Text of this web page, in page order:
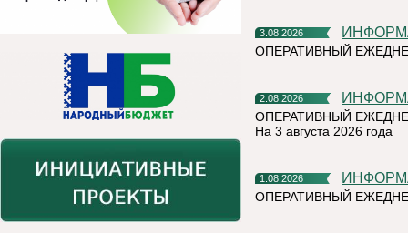
3.08.2026
ОПЕРАТИВНЫЙ
2.08.2026
ОПЕРАТИВНЫЙ
На 3 августа 2026 года
1.08.2026
ОПЕРАТИВНЫЙ